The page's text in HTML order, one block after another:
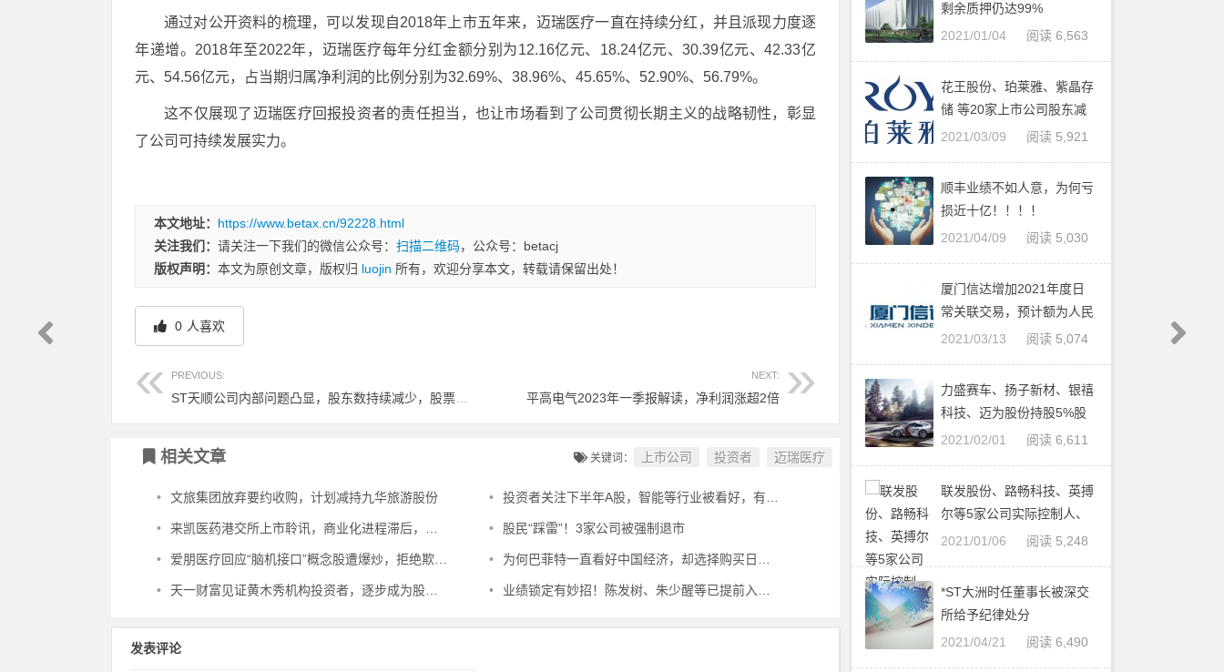
通过对公开资料的梳理，可以发现自2018年上市五年来，迈瑞医疗一直在持续分红，并且派现力度逐
年递增。2018年至2022年，迈瑞医疗每年分红金额分别为12.16亿元、18.24亿元、30.39亿元、42.33亿
元、54.56亿元，占当期归属净利润的比例分别为32.69%、38.96%、45.65%、52.90%、56.79%。
这不仅展现了迈瑞医疗回报投资者的责任担当，也让市场看到了公司贯彻长期主义的战略韧性，彰显
了公司可持续发展实力。
本文地址： https://www.betax.cn/92228.html
关注我们： 请关注一下我们的微信公众号： 扫描二维码，公众号：betacj
版权声明： 本文为原创文章，版权归 luojin 所有，欢迎分享本文，转载请保留出处！
0 人喜欢
PREVIOUS: NEXT:
平高电气2023年一季报解读，净利润涨超2倍
相关文章 关键词： 上市公司 投资者 迈瑞医疗
• 文旅集团放弃要约收购，计划减持九华旅游股份 • 投资者关注下半年A股，智能等行业被看好，有望涌现“翻倍股”
• 来凯医药港交所上市聆讯，商业化进程滞后，负债高企 • 股民“踩雷”！3家公司被强制退市
• 爱朋医疗回应“脑机接口”概念股遭爆炒，拒绝欺炒投资者 • 为何巴菲特一直看好中国经济，却选择购买日本股票而非A股？
• 天一财富见证黄木秀机构投资者，逐步成为股市主导力量 • 业绩锁定有妙招！陈发树、朱少醒等已提前入局，或将引领市场风向
发表评论
剩余质押仍达99%
阅读 6,563
2021/01/04
花王股份、珀莱雅、紫晶存
储 等20家上市公司股东减
持股份
阅读 5,921
2021/03/09
顺丰业绩不如人意，为何亏
损近十亿！！！！
阅读 5,030
2021/04/09
厦门信达增加2021年度日
常关联交易，预计额为人民
币 272,405万
阅读 5,074
2021/03/13
力盛赛车、扬子新材、银禧
科技、迈为股份持股5%股
东减持股票
阅读 6,611
2021/02/01
联发股份、路畅科技、英搏
尔等5家公司实际控制人、
控股股东减持股份阅读 5,248
2021/01/06
*ST大洲时任董事长被深交
所给予纪律处分
阅读 6,490
2021/04/21